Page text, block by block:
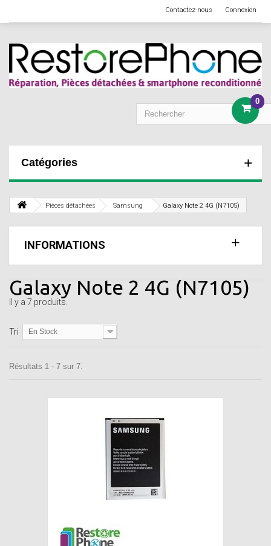
Connexion
Contactez-nous
0
Catégories
Pièces détachées Samsung Galaxy Note 2 4G (N7105)
INFORMATIONS
Galaxy Note 2 4G (N7105)
Il y a 7 produits.
Tri En Stock
Résultats 1 - 7 sur 7.